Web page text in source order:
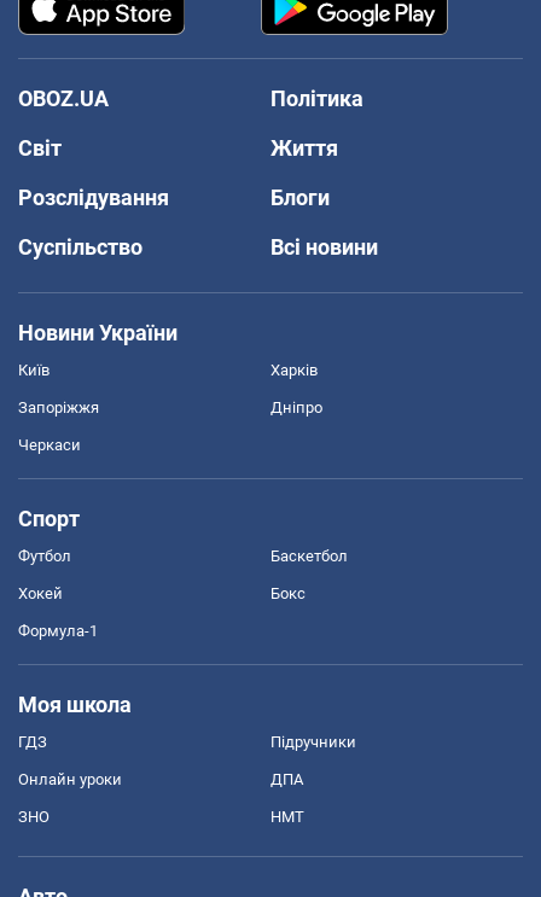
OBOZ.UA
Політика
Світ
Життя
Розслідування
Блоги
Суспільство
Всі новини
Новини України
Київ Харків
Запоріжжя Дніпро
Черкаси
Спорт
Футбол Баскетбол
Хокей Бокс
Формула-1
Моя школа
ГДЗ Підручники
Онлайн уроки ДПА
ЗНО НМТ